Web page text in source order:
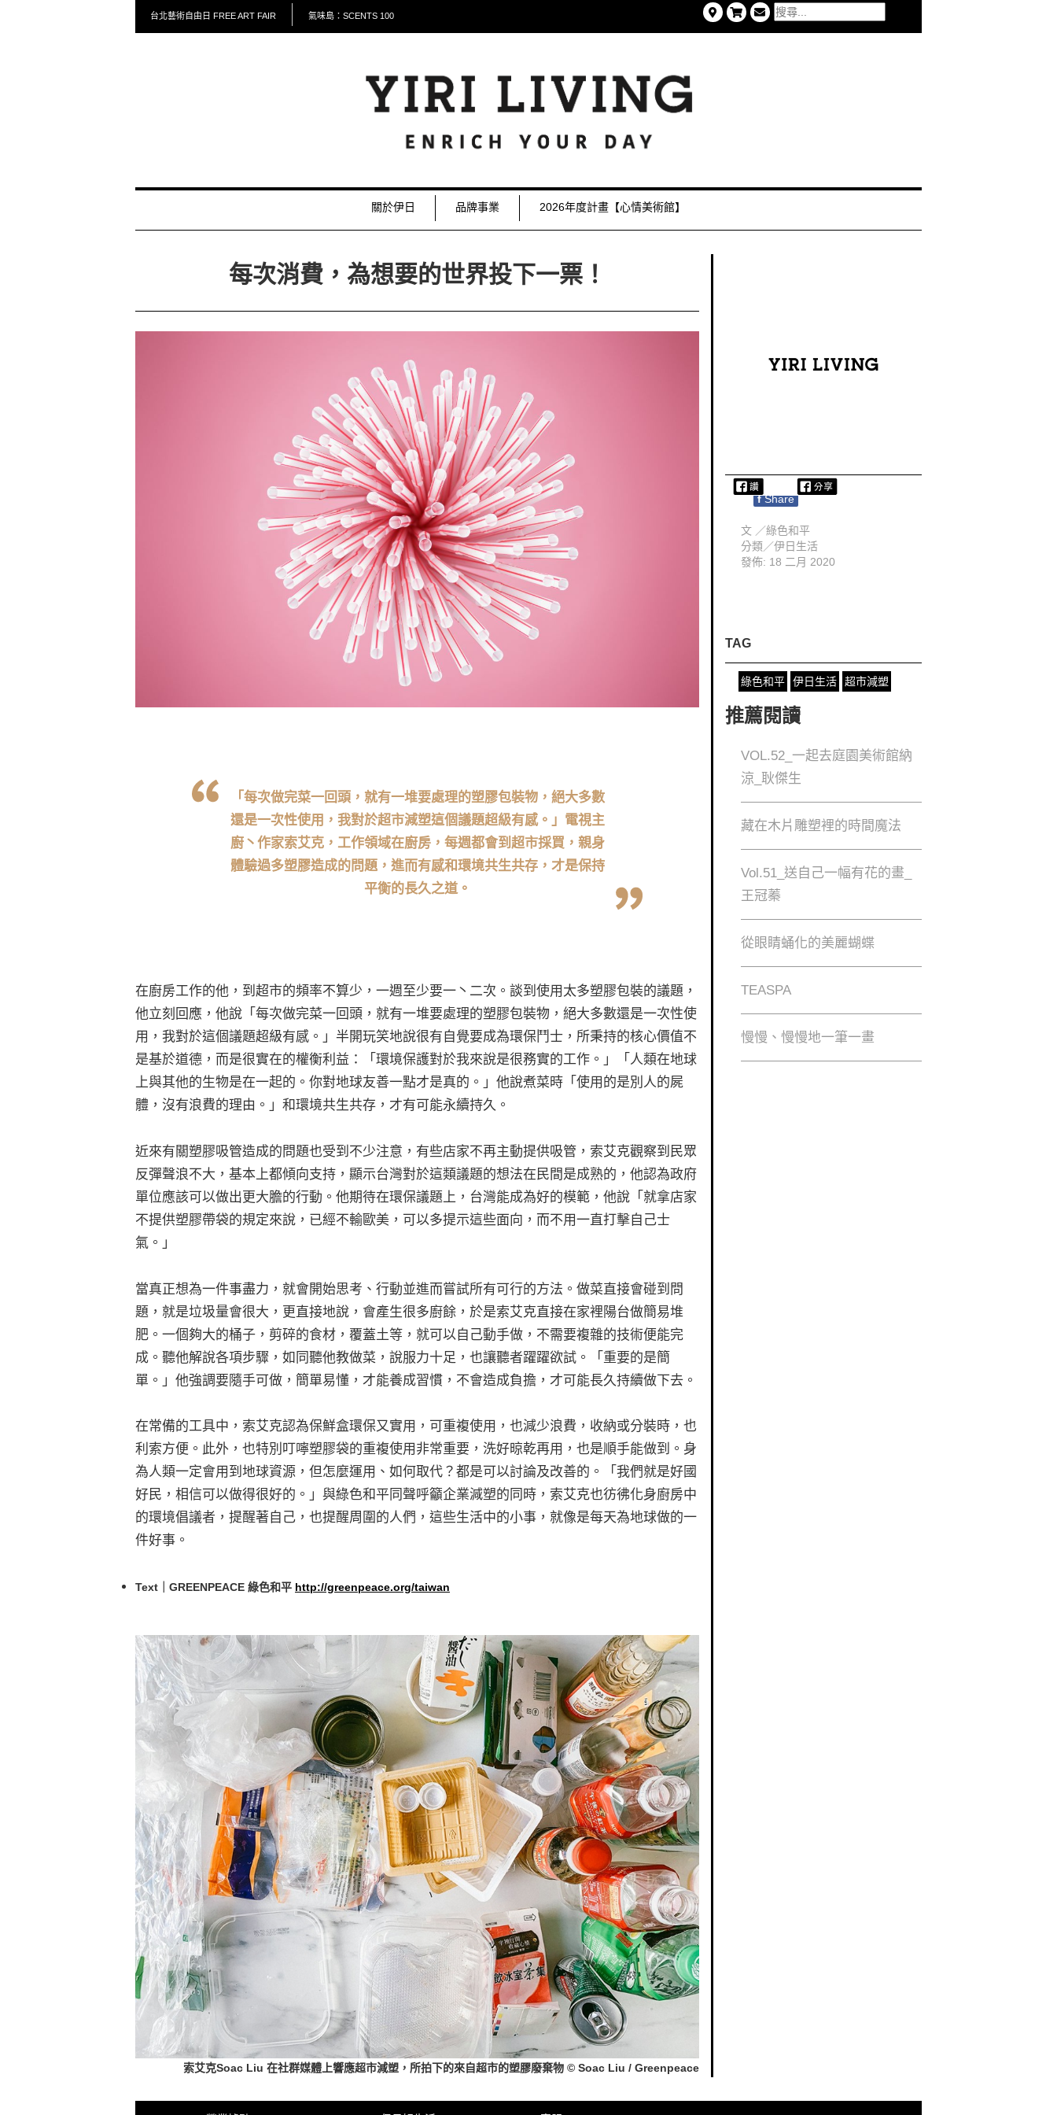
台北藝術自由日 FREE ART FAIR 氣味島：SCENTS 100
關於伊日 品牌事業 2026年度計畫【心情美術館】
每次消費，為想要的世界投下一票！
「每次做完菜一回頭，就有一堆要處理的塑膠包裝物，絕大多數
還是一次性使用，我對於超市減塑這個議題超級有感。」電視主
廚丶作家索艾克，工作領域在廚房，每週都會到超市採買，親身
體驗過多塑膠造成的問題，進而有感和環境共生共存，才是保持
平衡的長久之道。
在廚房工作的他，到超市的頻率不算少，一週至少要一丶二次。談到使用太多塑膠包裝的議題，
他立刻回應，他說「每次做完菜一回頭，就有一堆要處理的塑膠包裝物，絕大多數還是一次性使
用，我對於這個議題超級有感。」半開玩笑地說很有自覺要成為環保鬥士，所秉持的核心價值不
是基於道德，而是很實在的權衡利益：「環境保護對於我來說是很務實的工作。」「人類在地球
上與其他的生物是在一起的。你對地球友善一點才是真的。」他說煮菜時「使用的是別人的屍
體，沒有浪費的理由。」和環境共生共存，才有可能永續持久。
近來有關塑膠吸管造成的問題也受到不少注意，有些店家不再主動提供吸管，索艾克觀察到民眾
反彈聲浪不大，基本上都傾向支持，顯示台灣對於這類議題的想法在民間是成熟的，他認為政府
單位應該可以做出更大膽的行動。他期待在環保議題上，台灣能成為好的模範，他說「就拿店家
不提供塑膠帶袋的規定來說，已經不輸歐美，可以多提示這些面向，而不用一直打擊自己士
氣。」
當真正想為一件事盡力，就會開始思考、行動並進而嘗試所有可行的方法。做菜直接會碰到問
題，就是垃圾量會很大，更直接地說，會產生很多廚餘，於是索艾克直接在家裡陽台做簡易堆
肥。一個夠大的桶子，剪碎的食材，覆蓋土等，就可以自己動手做，不需要複雜的技術便能完
成。聽他解說各項步驟，如同聽他教做菜，說服力十足，也讓聽者躍躍欲試。「重要的是簡
單。」他強調要隨手可做，簡單易懂，才能養成習慣，不會造成負擔，才可能長久持續做下去。
在常備的工具中，索艾克認為保鮮盒環保又實用，可重複使用，也減少浪費，收納或分裝時，也
利索方便。此外，也特別叮嚀塑膠袋的重複使用非常重要，洗好晾乾再用，也是順手能做到。身
為人類一定會用到地球資源，但怎麼運用、如何取代？都是可以討論及改善的。「我們就是好國
好民，相信可以做得很好的。」與綠色和平同聲呼籲企業減塑的同時，索艾克也彷彿化身廚房中
的環境倡議者，提醒著自己，也提醒周圍的人們，這些生活中的小事，就像是每天為地球做的一
件好事。
Text｜GREENPEACE 綠色和平 http://greenpeace.org/taiwan
索艾克Soac Liu 在社群媒體上響應超市減塑，所拍下的來自超市的塑膠廢棄物 © Soac Liu / Greenpeace
f Share
文 ／綠色和平
分類／伊日生活
發佈: 18 二月 2020
TAG
綠色和平 伊日生活 超市減塑
推薦閱讀
VOL.52_一起去庭園美術館納
涼_耿傑生
藏在木片雕塑裡的時間魔法
Vol.51_送自己一幅有花的畫_
王冠蓁
從眼睛蛹化的美麗蝴蝶
TEASPA
慢慢、慢慢地⼀筆⼀畫